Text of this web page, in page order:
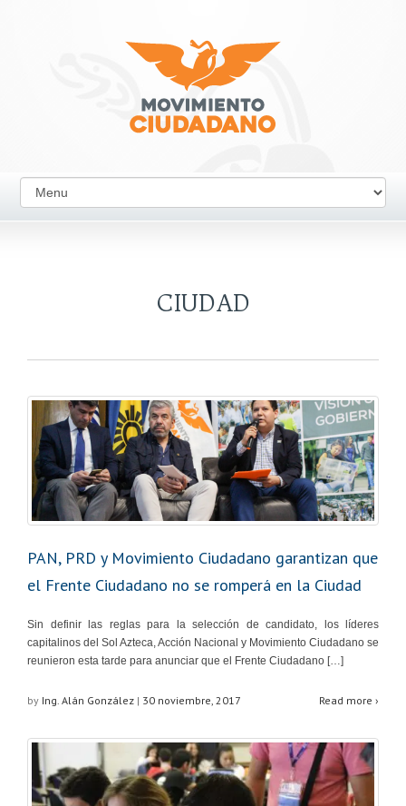
CIUDAD
PAN, PRD y Movimiento Ciudadano garantizan que
el Frente Ciudadano no se romperá en la Ciudad
Sin definir las reglas para la selección de candidato, los líderes
capitalinos del Sol Azteca, Acción Nacional y Movimiento Ciudadano se
reunieron esta tarde para anunciar que el Frente Ciudadano […]
by Ing. Alán González | 30 noviembre, 2017 Read more ›